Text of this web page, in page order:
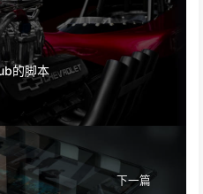
的脚本
下一篇